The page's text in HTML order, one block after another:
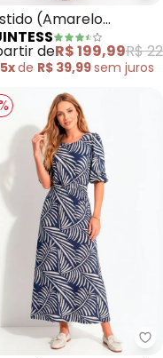
(Amarelo
em Alfaiataria
deR$ 199,99R$
5xde R$ 39,99sem juros
- Vestido Longuete